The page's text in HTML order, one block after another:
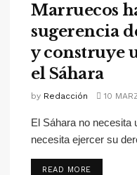
Marruecos
sugerencia
y construye
el Sáhara
by Redacción 10
El Sáhara no necesita
necesita ejercer su
READ MORE